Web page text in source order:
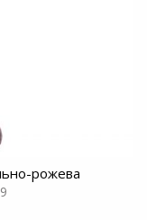
рожева